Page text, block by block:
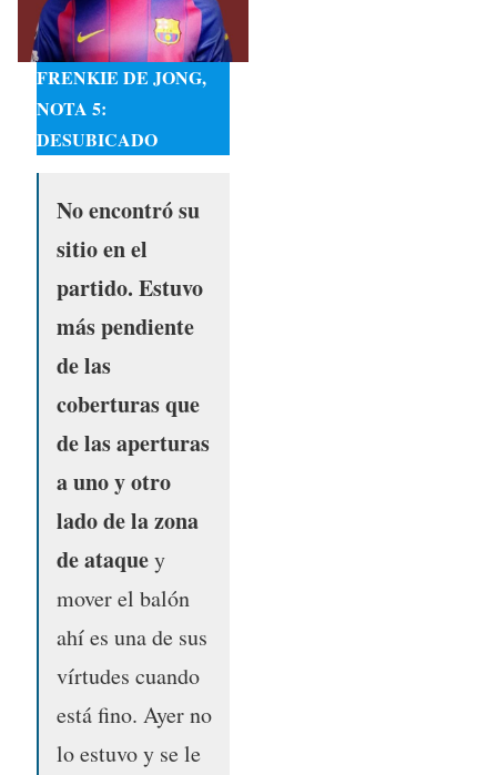
FRENKIE DE JONG,
NOTA 5:
DESUBICADO
No encontró su
sitio en el
partido. Estuvo
más pendiente
de las
coberturas que
de las aperturas
a uno y otro
lado de la zona
de ataquey
mover el balón
ahí es una de sus
vírtudes cuando
está fino. Ayer no
lo estuvo y se le